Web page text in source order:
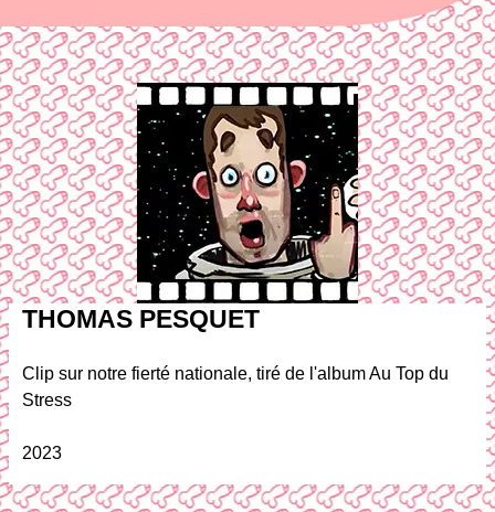
THOMAS PESQUET
Clip sur notre fierté nationale, tiré de l'album Au Top du
Stress
2023